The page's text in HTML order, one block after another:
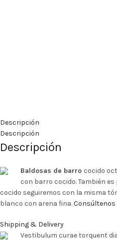
Descripción
Descripción
Descripción
Baldosas de barro cocido
con barro cocido. También
cocido seguiremos con la misma
blanco con arena fina.Consúltenos
Shipping & Delivery
Vestibulum curae torquent